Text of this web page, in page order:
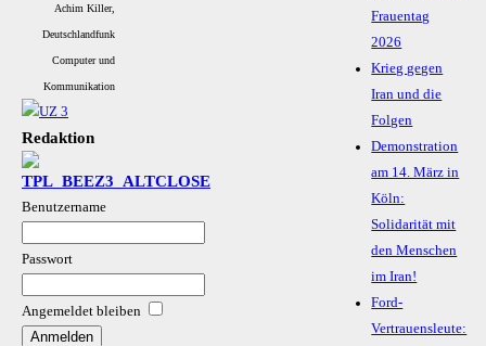
Achim Killer,
Deutschlandfunk
Computer und
Kommunikation
Redaktion
Benutzername
Passwort
Angemeldet bleiben
Frauentag
2026
Krieg gegen
Iran und die
Folgen
Demonstration
am 14. März in
Köln:
Solidarität mit
den Menschen
im Iran!
Ford-
Vertrauensleute: